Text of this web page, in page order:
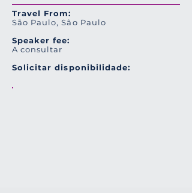
Travel From:
São Paulo, São Paulo
Speaker fee:
A consultar
Solicitar disponibilidade: